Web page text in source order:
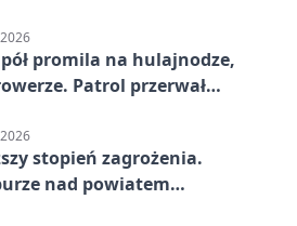
promila na hulajnodze,
Patrol przerwał
stopień zagrożenia.
nad powiatem